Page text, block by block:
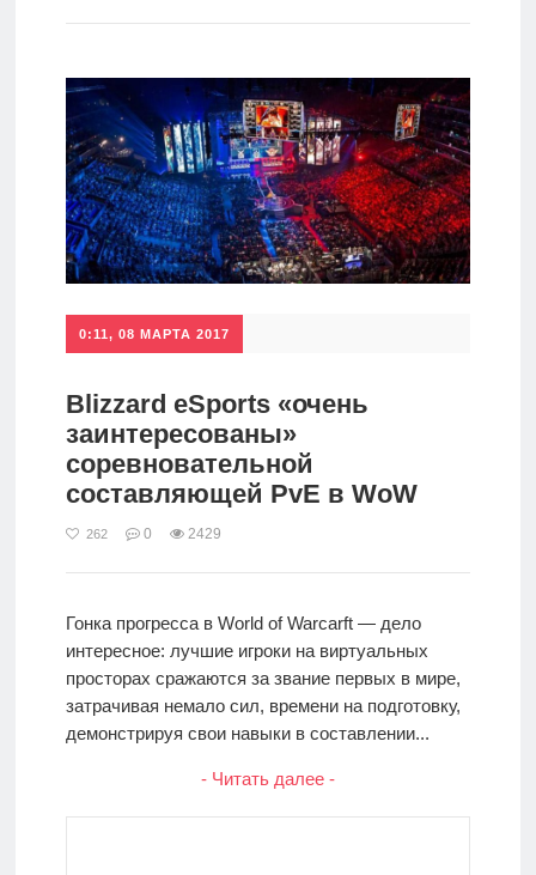
Мобильное
Культовые
игры
0:11, 08 МАРТА 2017
Blizzard eSports «очень
заинтересованы»
соревновательной
составляющей PvE в WoW
262 0 2429
Гонка прогресса в World of Warcarft — дело
интересное: лучшие игроки на виртуальных
просторах сражаются за звание первых в мире,
затрачивая немало сил, времени на подготовку,
демонстрируя свои навыки в составлении...
- Читать далее -